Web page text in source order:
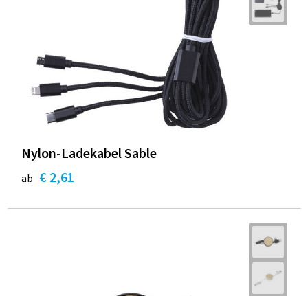
Nylon-Ladekabel Sable
ab € 2,61